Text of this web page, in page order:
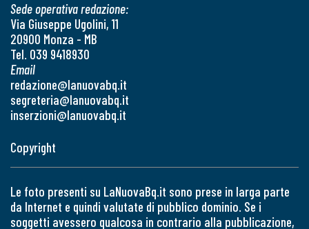
Sede operativa redazione:
Via Giuseppe Ugolini, 11
20900 Monza - MB
Tel. 039 9418930
Email
redazione@lanuovabq.it
segreteria@lanuovabq.it
inserzioni@lanuovabq.it
Copyright
Le foto presenti su LaNuovaBq.it sono prese in larga parte
da Internet e quindi valutate di pubblico dominio. Se i
soggetti avessero qualcosa in contrario alla pubblicazione,